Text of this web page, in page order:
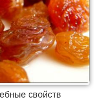
свойств